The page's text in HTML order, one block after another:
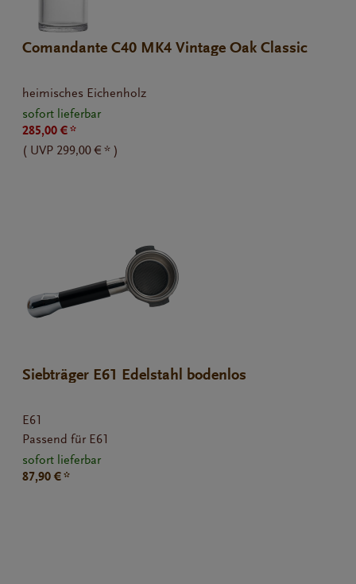
Comandante C40 MK4 Vintage Oak Classic
heimisches Eichenholz
sofort lieferbar
285,00 € *
( UVP 299,00 € * )
Siebträger E61 Edelstahl bodenlos
E61
Passend für E61
sofort lieferbar
87,90 € *